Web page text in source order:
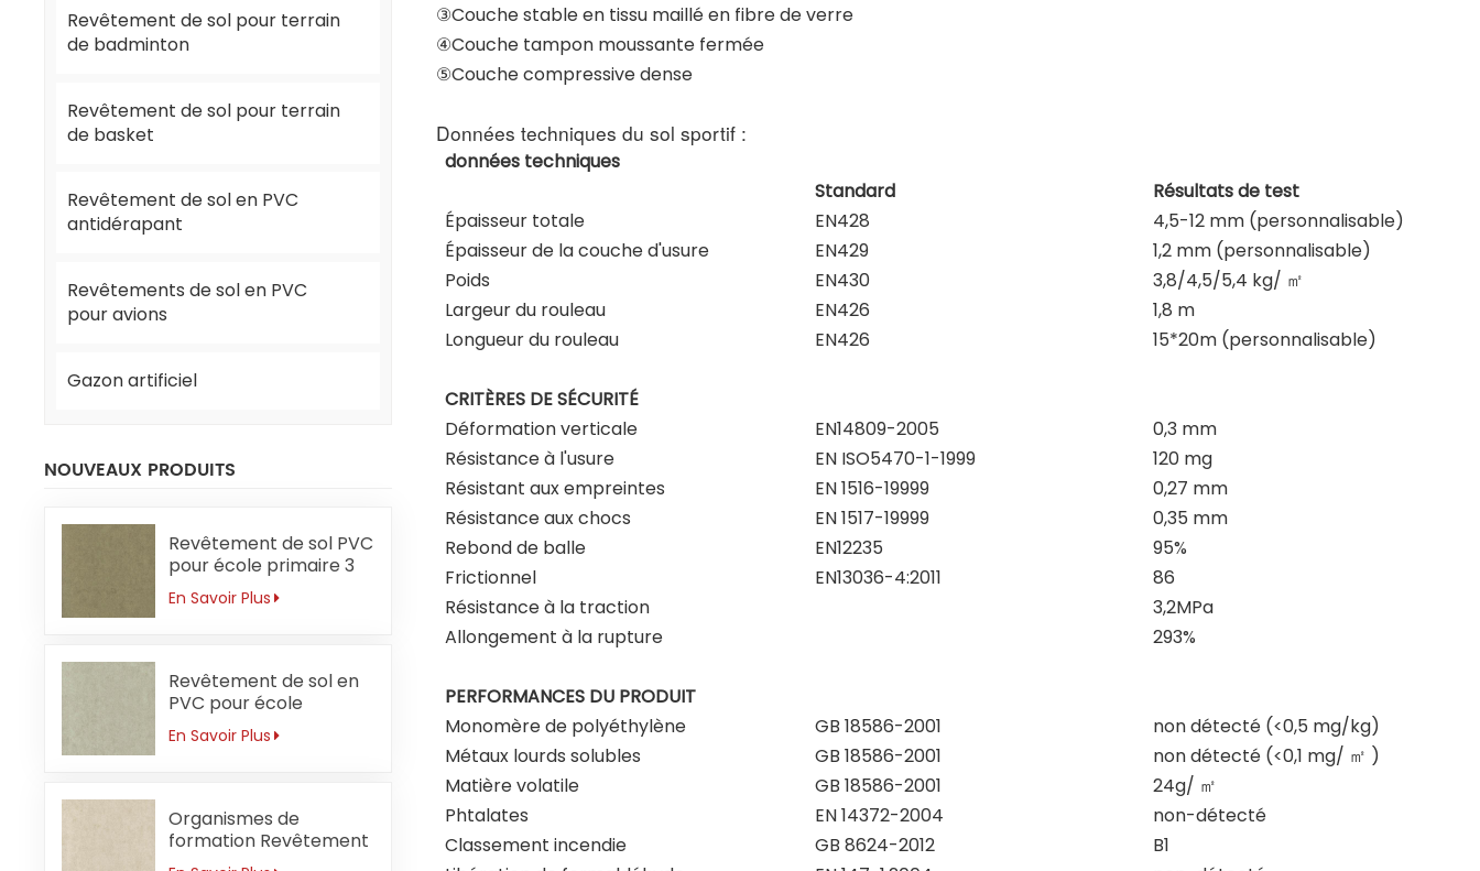
Revêtement de sol pour terrain
de badminton
Revêtement de sol pour terrain
de basket
Revêtement de sol en PVC
antidérapant
Revêtements de sol en PVC
pour avions
Gazon artificiel
NOUVEAUX PRODUITS
Revêtement de sol PVC
pour école primaire 3
mm sans
formaldéhyde
En Savoir Plus
Revêtement de sol en
PVC pour école
primaire 3 mm
Résistant aux acides et
En Savoir Plus
Organismes de
formation Revêtement
de sol PVC 3mm
③Couche stable en tissu maillé en fibre de verre
④Couche tampon moussante fermée
⑤Couche compressive dense
Données techniques du sol sportif :
données techniques
Standard
Résultats de test
Épaisseur totale
EN428
4,5-12 mm (personnalisable)
Épaisseur de la couche d'usure
EN429
1,2 mm (personnalisable)
Poids
EN430 3,8/4,5/5,4 kg/ ㎡
Largeur du rouleau
EN426
1,8 m
Longueur du rouleau
EN426 15*20m (personnalisable)
CRITÈRES DE SÉCURITÉ
Déformation verticale
EN14809-2005
0,3 mm
Résistance à l'usure
EN ISO5470-1-1999
120 mg
Résistant aux empreintes
EN 1516-19999
0,27 mm
Résistance aux chocs
EN 1517-19999
0,35 mm
Rebond de balle
EN12235
95%
Frictionnel
EN13036-4:2011
86
Résistance à la traction
3,2MPa
Allongement à la rupture
293%
PERFORMANCES DU PRODUIT
Monomère de polyéthylène
GB 18586-2001
non détecté (<0,5 mg/kg)
Métaux lourds solubles
GB 18586-2001 non détecté (<0,1 mg/ ㎡ )
Matière volatile
GB 18586-2001 24g/ ㎡
Phtalates
EN 14372-2004
non-détecté
Classement incendie
GB 8624-2012
B1